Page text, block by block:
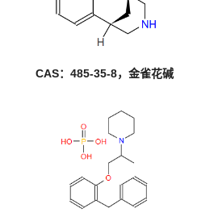
CAS：485-35-8，金雀花碱